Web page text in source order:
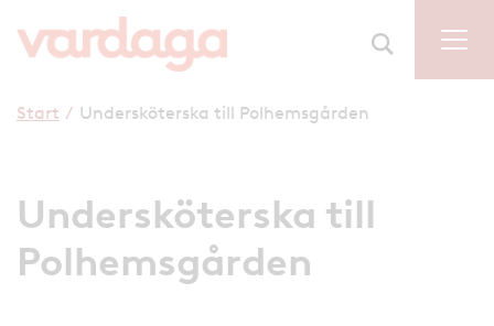
Start / Undersköterska till Polhemsgården
Undersköterska till
Polhemsgården